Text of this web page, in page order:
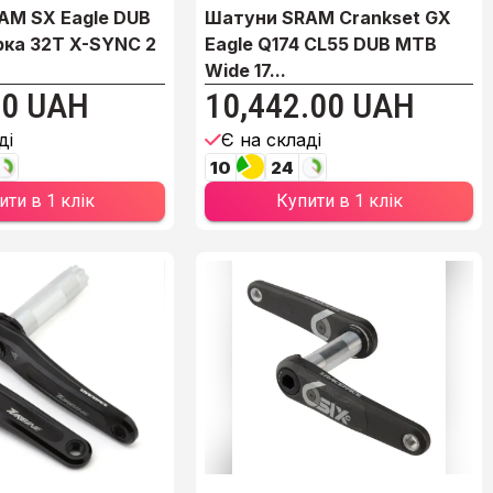
SX Eagle DUB
32T X-SYNC 2
UAH
в 1 клік
Шатуни SRAM Crankset GX
Eagle Q174 CL55 DUB MTB
Wide 17...
10,442.00 UAH
Є на складі
10
24
Купити в 1 клік